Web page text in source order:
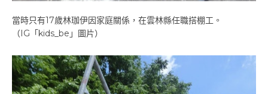
當時只有17歲林珈伊因家庭關係，在雲林縣任職搭棚工。
（IG「kids_be」圖片）